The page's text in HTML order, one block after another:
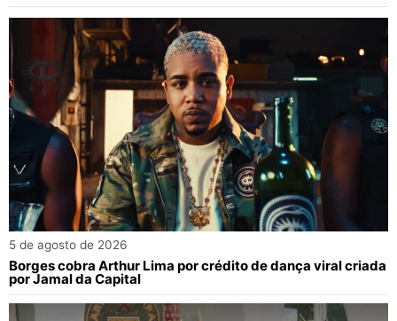
5 de agosto de 2026
Borges cobra Arthur Lima por crédito de dança viral criada
por Jamal da Capital